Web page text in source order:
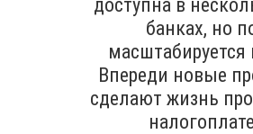
доступна в
банках, но
Впереди новые
сделают жизнь